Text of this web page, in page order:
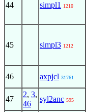
44 simpl1 1210
45 simpl3 1212
46 axpjcl 31761
47
2, 3,
46
syl2anc 595